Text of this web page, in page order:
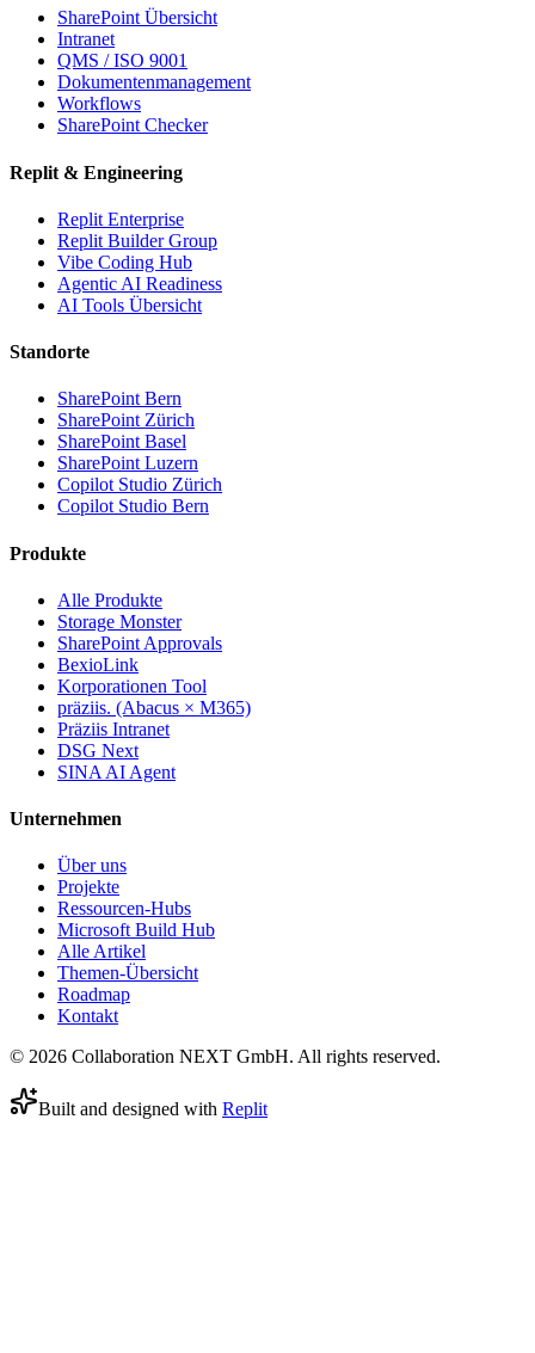
SharePoint Übersicht
Intranet
QMS / ISO 9001
Dokumentenmanagement
Workflows
SharePoint Checker
Replit & Engineering
Replit Enterprise
Replit Builder Group
Vibe Coding Hub
Agentic AI Readiness
AI Tools Übersicht
Standorte
SharePoint Bern
SharePoint Zürich
SharePoint Basel
SharePoint Luzern
Copilot Studio Zürich
Copilot Studio Bern
Produkte
Alle Produkte
Storage Monster
SharePoint Approvals
BexioLink
Korporationen Tool
präziis. (Abacus × M365)
Präziis Intranet
DSG Next
SINA AI Agent
Unternehmen
Über uns
Projekte
Ressourcen-Hubs
Microsoft Build Hub
Alle Artikel
Themen-Übersicht
Roadmap
Kontakt
© 2026 Collaboration NEXT GmbH. All rights reserved.
Built and designed with Replit